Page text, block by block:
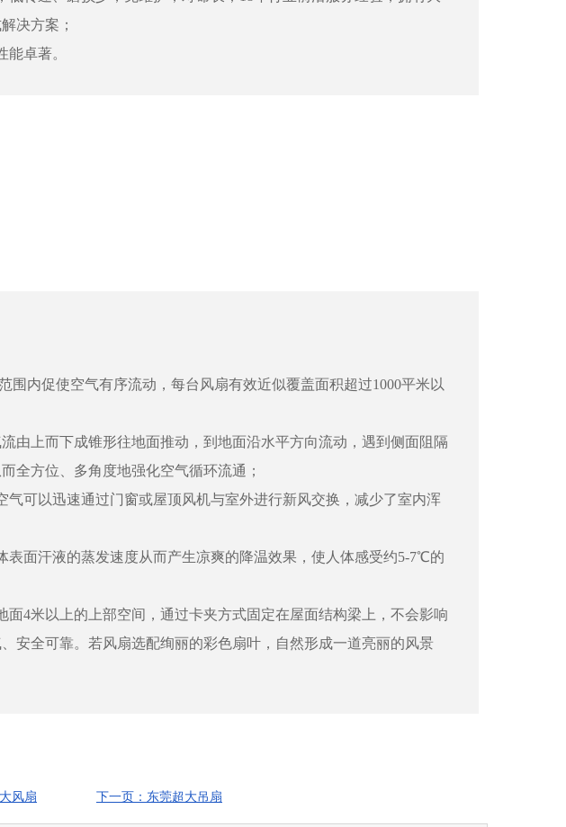
决方案；
卓著。
围内促使空气有序流动，每台风扇有效近似覆盖面积超过1000平米以
由上而下成锥形往地面推动，到地面沿水平方向流动，遇到侧面阻隔
全方位、多角度地强化空气循环流通；
气可以迅速通过门窗或屋顶风机与室外进行新风交换，减少了室内浑
表面汗液的蒸发速度从而产生凉爽的降温效果，使人体感受约5-7℃的
面4米以上的上部空间，通过卡夹方式固定在屋面结构梁上，不会影响
安全可靠。若风扇选配绚丽的彩色扇叶，自然形成一道亮丽的风景
风扇 下一页：东莞超大吊扇